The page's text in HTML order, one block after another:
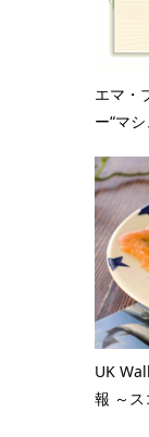
エマ・
ー“マ
UK
報 ～ス